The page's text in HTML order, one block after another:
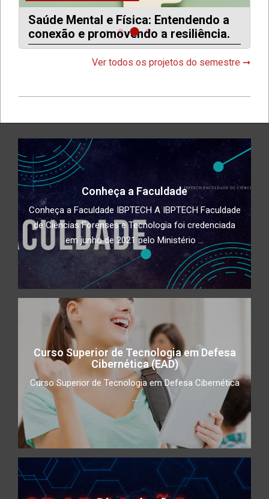
Saúde Mental e Física: Entendendo a
conexão e promovendo a resiliência.
Ver todos os projetos do semestre ➞
Conheça a Faculdade
Conheça a Faculdade IBPTECH A IBPTECH Faculdade
de Ciências Forenses e Tecnologia foi credenciada
em junho de 2021 pelo Ministério ...
Curso Superior de Tecnologia em Defesa
Cibernética (EAD)
Curso Superior de Tecnologia em Defesa Cibernética
...